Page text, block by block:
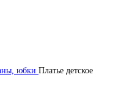
юбки Платье детское